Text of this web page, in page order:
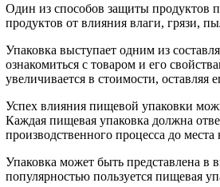
Один из способов защиты продуктов
продуктов от влияния влаги, грязи,
Упаковка выступает одним из
ознакомиться с товаром и его
увеличивается в стоимости, оставляя
Успех влияния пищевой упаковки
Каждая пищевая упаковка должна
производственного процесса до
Упаковка может быть представлена в
популярностью пользуется пищевая